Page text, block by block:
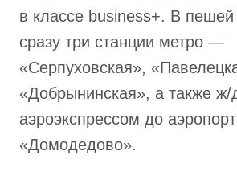
в классе business+. В пешей
сразу три станции метро —
«Серпуховская»,
«Добрынинская», а также ж/
аэроэкспрессом до
«Домодедово».